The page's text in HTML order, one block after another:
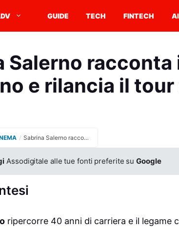
GUIDE TECH FINTECH AI
Salerno racconta
e rilancia il
/ Sabrina Salerno racconta il tumore al seno e rilancia il tour estivo
Assodigitale alle tue fonti preferite suGoogle
ripercorre 40 anni di carriera e il legame